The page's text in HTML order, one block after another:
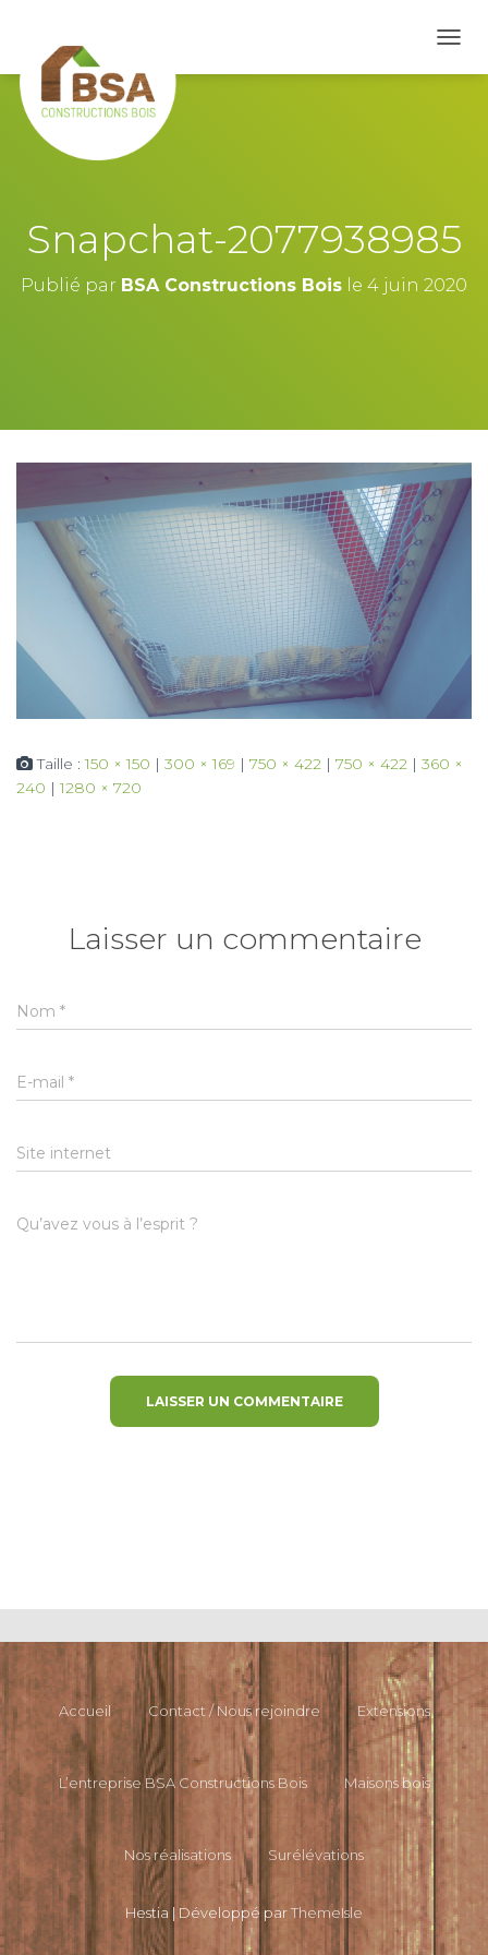
É
N
V
N
Snapchat-2077938985
Publié par BSA Constructions Bois le 4 juin 2020
Taille :150 × 150 | 300 × 169 | 750 × 422 | 750 × 422 | 360 ×
240 | 1280 × 720
Laisser un commentaire
Nom *
E-mail *
Site internet
Qu’avez vous à l’esprit ?
Accueil Contact / Nous rejoindre Extensions
L’entreprise BSA Constructions Bois Maisons bois
Nos réalisations Surélévations
Hestia | Développé parThemeIsle